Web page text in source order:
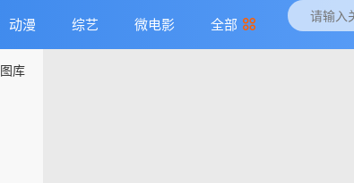
动漫 综艺 微电影 全部
库